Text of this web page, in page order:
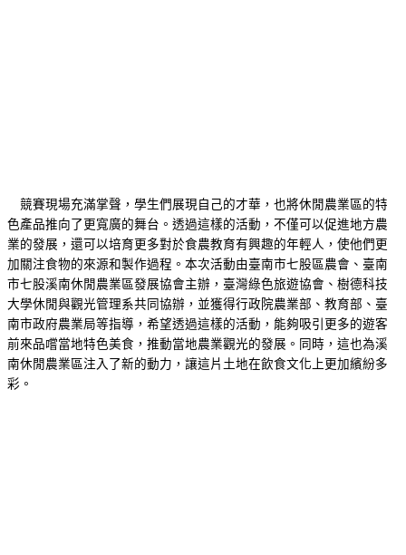
競賽現場充滿掌聲，學生們展現自己的才華，也將休閒農業區的特
色產品推向了更寬廣的舞台。透過這樣的活動，不僅可以促進地方農
業的發展，還可以培育更多對於食農教育有興趣的年輕人，使他們更
加關注食物的來源和製作過程。本次活動由臺南市七股區農會、臺南
市七股溪南休閒農業區發展協會主辦，臺灣綠色旅遊協會、樹德科技
大學休閒與觀光管理系共同協辦，並獲得行政院農業部、教育部、臺
南市政府農業局等指導，希望透過這樣的活動，能夠吸引更多的遊客
前來品嚐當地特色美食，推動當地農業觀光的發展。同時，這也為溪
南休閒農業區注入了新的動力，讓這片土地在飲食文化上更加繽紛多
彩。